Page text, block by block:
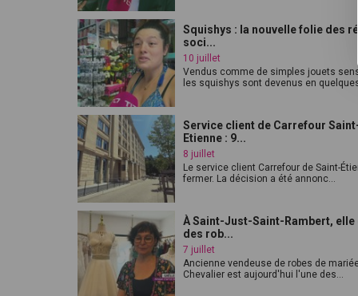
Squishys : la nouvelle folie des
soci...
10 juillet
Vendus comme de simples jouets
les squishys sont devenus en
Service client de Carrefour
Etienne : 9...
8 juillet
Le service client Carrefour de Saint-
fermer. La décision a été annonc...
À Saint-Just-Saint-Rambert, elle
des rob...
7 juillet
Ancienne vendeuse de robes de
Chevalier est aujourd'hui l'une des...